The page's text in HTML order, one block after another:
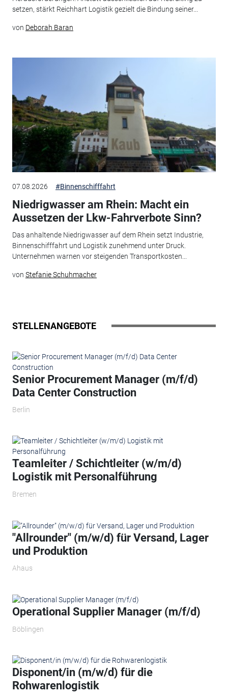
setzen, stärkt Reichhart Logistik gezielt die Bindung seiner...
von Deborah Baran
07.08.2026 #Binnenschifffahrt
Niedrigwasser am Rhein: Macht ein
Aussetzen der Lkw-Fahrverbote Sinn?
Das anhaltende Niedrigwasser auf dem Rhein setzt Industrie,
Binnenschifffahrt und Logistik zunehmend unter Druck.
Unternehmen warnen vor steigenden Transportkosten...
von Stefanie Schuhmacher
STELLENANGEBOTE
Senior Procurement Manager (m/f/d)
Data Center Construction
Berlin
Teamleiter / Schichtleiter (w/m/d)
Logistik mit Personalführung
Bremen
"Allrounder" (m/w/d) für Versand, Lager
und Produktion
Ahaus
Operational Supplier Manager​ (m/f/d)
Böblingen
Disponent/in (m/w/d) für die
Rohwarenlogistik